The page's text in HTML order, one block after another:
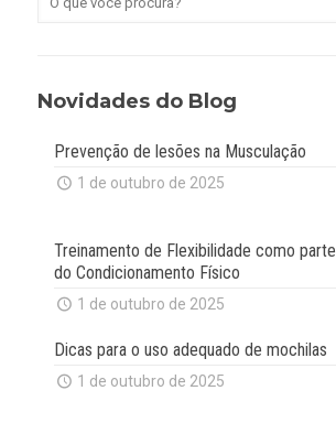
Novidades do Blog
Prevenção de lesões na Musculação
1 de outubro de 2025
Treinamento de Flexibilidade como parte
do Condicionamento Físico
1 de outubro de 2025
Dicas para o uso adequado de mochilas
1 de outubro de 2025